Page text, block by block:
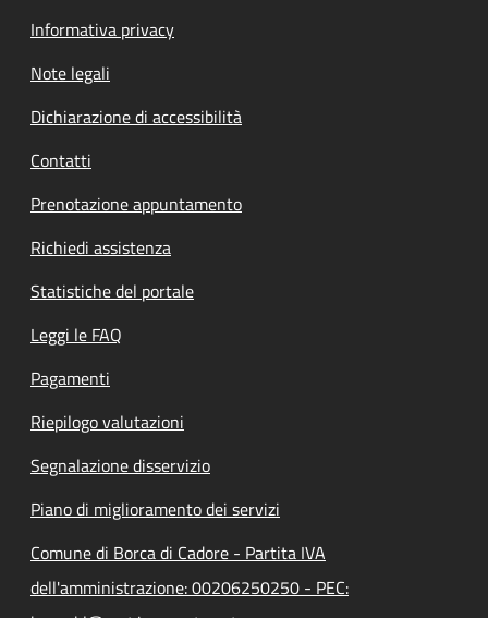
Informativa privacy
Note legali
Dichiarazione di accessibilità
Contatti
Prenotazione appuntamento
Richiedi assistenza
Statistiche del portale
Leggi le FAQ
Pagamenti
Riepilogo valutazioni
Segnalazione disservizio
Piano di miglioramento dei servizi
Comune di Borca di Cadore - Partita IVA
dell'amministrazione: 00206250250 - PEC: